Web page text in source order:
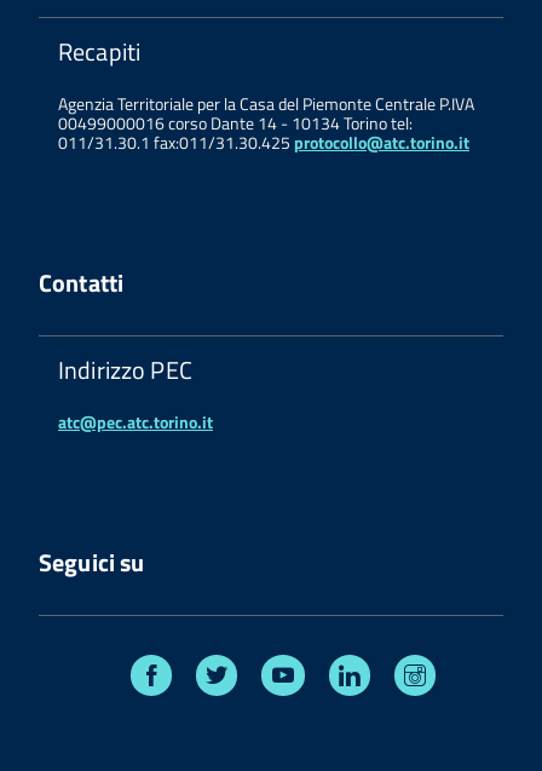
Recapiti
Agenzia Territoriale per la Casa del Piemonte Centrale P.IVA
00499000016 corso Dante 14 - 10134 Torino tel:
011/31.30.1 fax:011/31.30.425 protocollo@atc.torino.it
Contatti
Indirizzo PEC
atc@pec.atc.torino.it
Seguici su
Facebook Twitter Youtube Linkedin